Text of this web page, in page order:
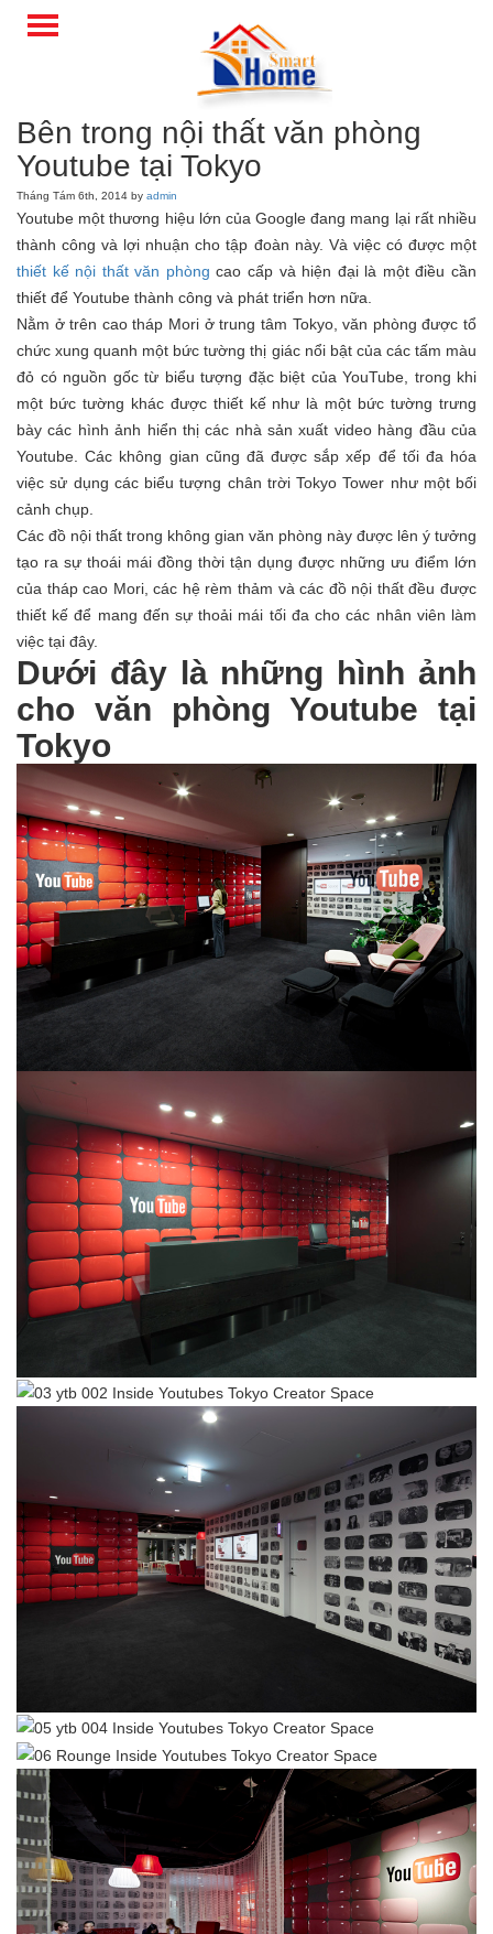
Bên trong nội thất văn phòng
Youtube tại Tokyo
Tháng Tám 6th, 2014 by admin
Youtube một thương hiệu lớn của Google đang mang lại rất nhiều
thành công và lợi nhuận cho tập đoàn này. Và việc có được một
thiết kế nội thất văn phòng cao cấp và hiện đại là một điều cần
thiết để Youtube thành công và phát triển hơn nữa.
Nằm ở trên cao tháp Mori ở trung tâm Tokyo, văn phòng được tổ
chức xung quanh một bức tường thị giác nổi bật của các tấm màu
đỏ có nguồn gốc từ biểu tượng đặc biệt của YouTube, trong khi
một bức tường khác được thiết kế như là một bức tường trưng
bày các hình ảnh hiển thị các nhà sản xuất video hàng đầu của
Youtube. Các không gian cũng đã được sắp xếp để tối đa hóa
việc sử dụng các biểu tượng chân trời Tokyo Tower như một bối
cảnh chụp.
Các đồ nội thất trong không gian văn phòng này được lên ý tưởng
tạo ra sự thoái mái đồng thời tận dụng được những ưu điểm lớn
của tháp cao Mori, các hệ rèm thảm và các đồ nội thất đều được
thiết kế để mang đến sự thoải mái tối đa cho các nhân viên làm
việc tại đây.
Dưới đây là những hình ảnh
cho văn phòng Youtube tại
Tokyo